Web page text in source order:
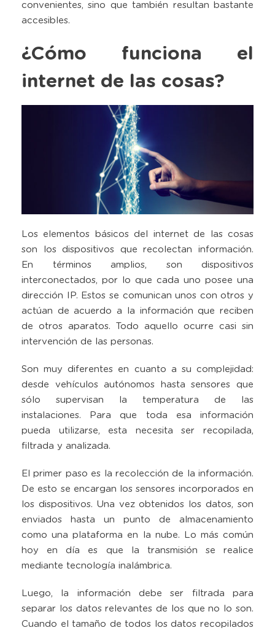
convenientes, sino que también resultan bastante
accesibles.
¿Cómo funciona el
internet de las cosas?
Los elementos básicos del internet de las cosas
son los dispositivos que recolectan información.
En términos amplios, son dispositivos
interconectados, por lo que cada uno posee una
dirección IP. Estos se comunican unos con otros y
actúan de acuerdo a la información que reciben
de otros aparatos. Todo aquello ocurre casi sin
intervención de las personas.
Son muy diferentes en cuanto a su complejidad:
desde vehículos autónomos hasta sensores que
sólo supervisan la temperatura de las
instalaciones. Para que toda esa información
pueda utilizarse, esta necesita ser recopilada,
filtrada y analizada.
El primer paso es la recolección de la información.
De esto se encargan los sensores incorporados en
los dispositivos. Una vez obtenidos los datos, son
enviados hasta un punto de almacenamiento
como una plataforma en la nube. Lo más común
hoy en día es que la transmisión se realice
mediante tecnología inalámbrica.
Luego, la información debe ser filtrada para
separar los datos relevantes de los que no lo son.
Cuando el tamaño de todos los datos recopilados